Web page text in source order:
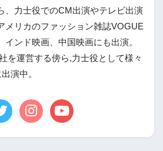
、力士役でのCM出演やテレビ出演
メリカのファッション雑誌VOGUE
ンド映画、中国映画にも出演。
を運営する傍ら,力士役として様々
演中。